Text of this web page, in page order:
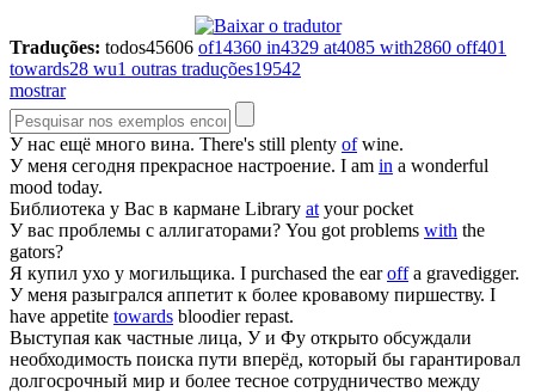
Traduções: todos45606 of14360 in4329 at4085 with2860 off401
towards28 wu1 outras traduções19542
mostrar
Унас ещё много вина. There's still plenty ofwine.
Уменя сегодня прекрасное настроение. I am in a wonderful
mood today.
Библиотека у Вас в кармане Library atyour pocket
Увас проблемы с аллигаторами? You got problems with the
gators?
Я купил ухо у могильщика. I purchased the earoffa gravedigger.
Уменя разыгрался аппетит к более кровавому пиршеству. I
have appetite towards bloodier repast.
Выступая как частные лица, Уи Фу открыто обсуждали
необходимость поиска пути вперёд, который бы гарантировал
долгосрочный мир и более тесное сотрудничество между